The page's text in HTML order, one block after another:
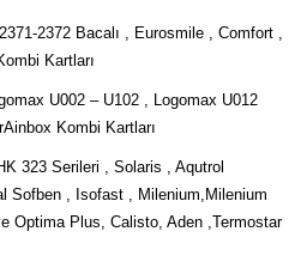
2372 Bacalı , Eurosmile , Comfort ,
Kartları
U002 – U102 , Logomax U012
Kombi Kartları
323 Serileri , Solaris , Aqutrol
Sofben , Isofast , Milenium,Milenium
Optima Plus, Calisto, Aden ,Termostar